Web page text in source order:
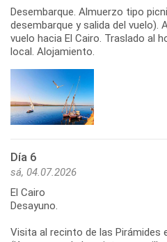
Desembarque. Almuerzo tipo
desembarque y salida del vuelo).
vuelo hacia El Cairo. Traslado al
local. Alojamiento.
Día 6
sá, 04.07.2026
El Cairo
Desayuno.
Visita al recinto de las Pirámides